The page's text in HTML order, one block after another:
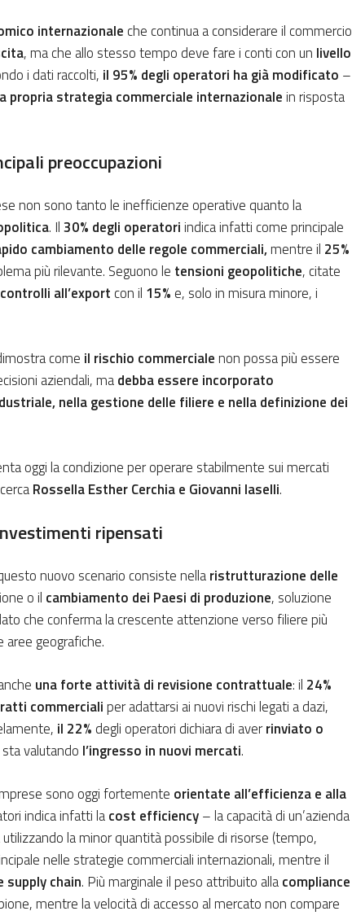
internazionale che continua a considerare il commercio
, ma che allo stesso tempo deve fare i conti con un livello
i dati raccolti, il 95% degli operatori ha già modificato –
propria strategia commerciale internazionalein risposta
preoccupazioni
non sono tanto le inefficienze operative quanto la
. Il30% degli operatoriindica infatti come principale
cambiamento delle regole commerciali,mentre il 25%
più rilevante. Seguono le tensioni geopolitiche, citate
all’export con il 15% e, solo in misura minore, i
come il rischio commercialenon possa più essere
aziendali, madebba essere incorporato
nella gestione delle filiere e nella definizione dei
oggi la condizione per operare stabilmente sui mercati
Rossella Esther Cerchia e Giovanni Iaselli.
ripensati
nuovo scenario consiste nellaristrutturazione delle
o il cambiamento dei Paesi di produzione, soluzione
che conferma la crescente attenzione verso filiere più
geografiche.
una forte attività di revisione contrattuale: il 24%
commercialiper adattarsi ai nuovi rischi legati a dazi,
il 22% degli operatori dichiara di averrinviato o
sta valutando l’ingresso in nuovi mercati.
sono oggi fortemente orientate all’efficienza e alla
indica infatti lacost efficiency– la capacità di un’azienda
la minor quantità possibile di risorse (tempo,
nelle strategie commerciali internazionali, mentre il
supply chain. Più marginale il peso attribuito allacompliance
mentre la velocità di accesso al mercato non compare